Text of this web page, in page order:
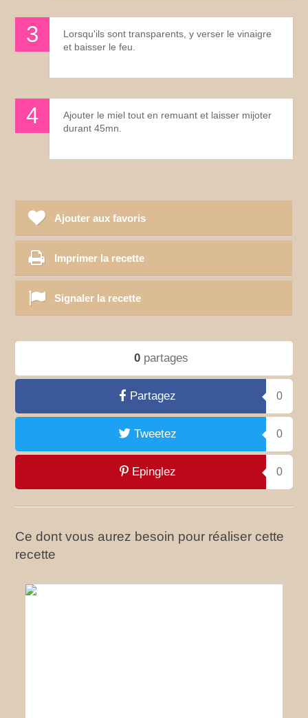
Lorsqu'ils sont transparents, y verser le vinaigre
et baisser le feu.
Ajouter le miel tout en remuant et laisser mijoter
durant 45mn.
Ajouter aux favoris
Imprimer la recette
Signaler la recette
0partages
Partagez 0
Tweetez 0
Epinglez 0
Ce dont vous aurez besoin pour réaliser cette
recette